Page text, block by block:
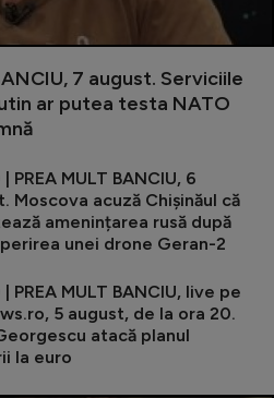
7 august. Serviciile
ar putea testa NATO
| PREA MULT BANCIU, 6
Moscova acuză Chișinăul că
amenințarea rusă după
unei drone Geran-2
| PREA MULT BANCIU, live pe
5 august, de la ora 20.
atacă planul
la euro